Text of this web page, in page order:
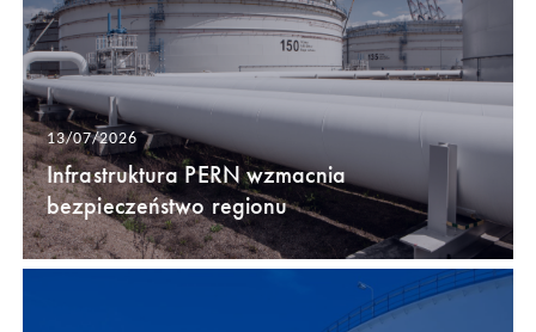
13/07/2026
Infrastruktura PERN wzmacnia
bezpieczeństwo regionu